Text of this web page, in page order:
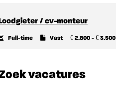
/ cv-monteur
Full-time Vast € 2.800 - € 3.500
vacatures